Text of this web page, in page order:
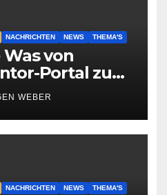
NACHRICHTEN NEWS THEMA'S
von
Portal zu
WEBER
NACHRICHTEN NEWS THEMA'S